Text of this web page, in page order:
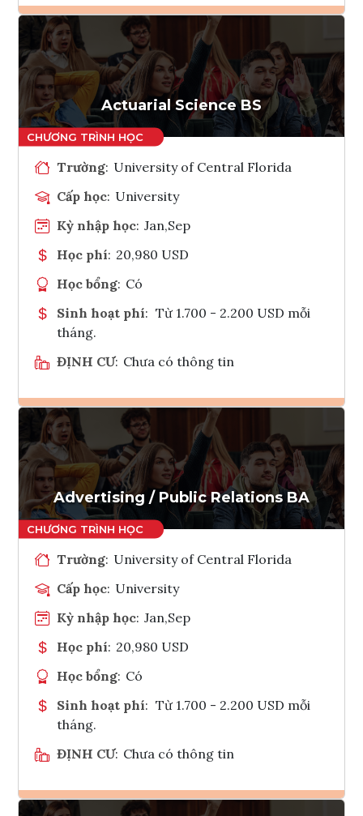
Ghi danh
Tham vấn Interlink
Actuarial Science BS
Trường: University of Central Florida
Cấp học: University
Kỳ nhập học: Jan,Sep
Học phí: 20,980 USD
Học bổng: Có
Sinh hoạt phí: Từ 1.700 - 2.200 USD mỗi
tháng.
ĐỊNH CƯ: Chưa có thông tin
Ghi danh
Tham vấn Interlink
Advertising / Public Relations BA
Trường: University of Central Florida
Cấp học: University
Kỳ nhập học: Jan,Sep
Học phí: 20,980 USD
Học bổng: Có
Sinh hoạt phí: Từ 1.700 - 2.200 USD mỗi
tháng.
ĐỊNH CƯ: Chưa có thông tin